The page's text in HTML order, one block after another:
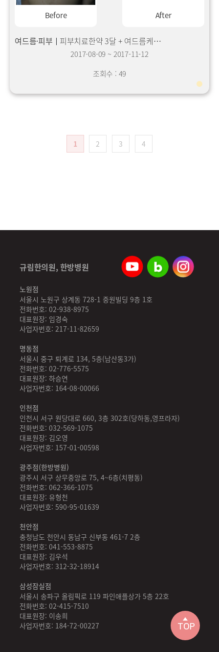
Before After
여드름·피부 피부치료한약 3달 + 여드름케어3회 + 등 피톤치드약초침 3셋트 + 홈케어
2017-08-09 ~ 2017-11-12
조회수 : 49
1 2 3 4
TOP
규림한의원, 한방병원
노원점
서울시 노원구 상계동 728-1 중원빌딩 9층 1호
전화번호: 02-938-8975
대표원장: 임경숙
사업자번호: 217-11-82659
명동점
서울시 중구 퇴계로 134, 5층(남산동3가)
전화번호: 02-776-5575
대표원장: 하승연
사업자번호: 164-08-00066
인천점
인천시 서구 원당대로 660, 3층 302호(당하동,영프라자)
전화번호: 032-569-1075
대표원장: 김오영
사업자번호: 157-01-00598
광주점(한방병원)
광주시 서구 상무중앙로 75, 4~6층(치평동)
전화번호: 062-366-1075
대표원장: 유형천
사업자번호: 590-95-01639
천안점
충청남도 천안시 동남구 신부동 461-7 2층
전화번호: 041-553-8875
대표원장: 김우석
사업자번호: 312-32-18914
삼성잠실점
서울시 송파구 올림픽로 119 파인애플상가 5층 22호
전화번호: 02-415-7510
대표원장: 이송희
사업자번호: 184-72-00227